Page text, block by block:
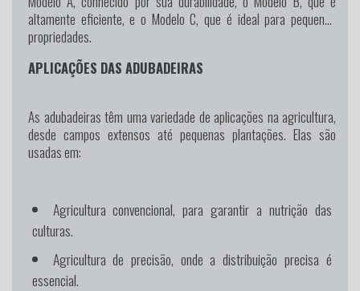
altamente eficiente, e o Modelo C, que é ideal para pequenas
propriedades.
APLICAÇÕES DAS ADUBADEIRAS
As adubadeiras têm uma variedade de aplicações na agricultura,
desde campos extensos até pequenas plantações. Elas são
usadas em:
Agricultura convencional, para garantir a nutrição das
culturas.
Agricultura de precisão, onde a distribuição precisa é
essencial.